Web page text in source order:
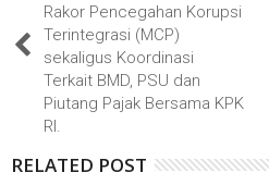
Rakor Pencegahan Korupsi
Terintegrasi (MCP)
sekaligus Koordinasi
Terkait BMD, PSU dan
Piutang Pajak Bersama KPK
RI.
RELATED POST